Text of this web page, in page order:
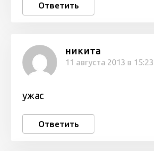
Ответить
никита
11 августа 2013 в 15:23
ужас
Ответить